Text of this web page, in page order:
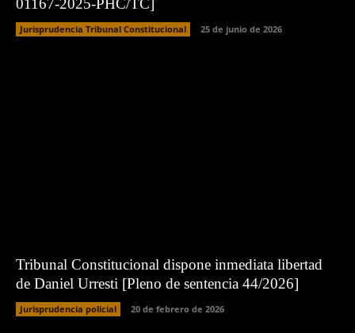
01167-2025-PHC/TC]
Jurisprudencia Tribunal Constitucional 25 de junio de 2026
Tribunal Constitucional dispone inmediata libertad
de Daniel Urresti [Pleno de sentencia 44/2026]
Jurisprudencia policial 20 de febrero de 2026